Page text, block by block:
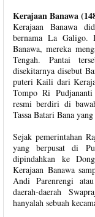
Kerajaan Banawa
Kerajaan Banawa
bernama La Galigo.
Banawa, mereka
Tengah. Pantai
disekitarnya disebut
puteri Kaili dari
Tompo Ri Pudjananti
resmi berdiri di
Tassa Batari Bana
Sejak pemerintahan
yang berpusat di
dipindahkan ke
Kerajaan Banawa
Andi Parenrengi
daerah-daerah
hanyalah sebuah